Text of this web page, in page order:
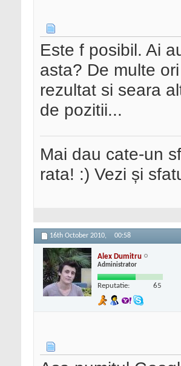
Este f posibil. Ai
asta? De multe
rezultat si seara
de pozitii...
Mai dau cate-un
rata! :) Vezi și
16th October 2010, 00:58
Alex Dumitru
Administrator
Reputatie: 65